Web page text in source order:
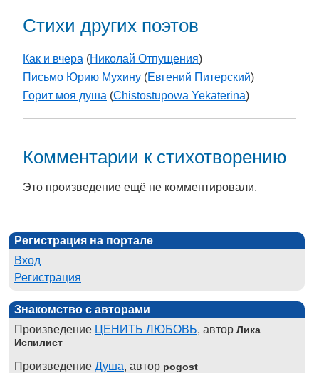
Стихи других поэтов
Как и вчера (Николай Отпущения)
Письмо Юрию Мухину (Евгений Питерский)
Горит моя душа (Chistostupowa Yekaterina)
Комментарии к стихотворению
Это произведение ещё не комментировали.
Регистрация на портале
Вход
Регистрация
Знакомство с авторами
Произведение ЦЕНИТЬ ЛЮБОВЬ, автор Лика
Испилист
Произведение Душа, автор pogost